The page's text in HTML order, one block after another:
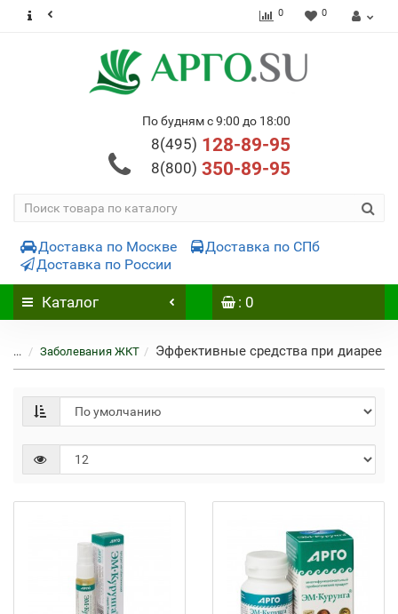
0 0
По будням с 9:00 до 18:00
8(495) 128-89-95
8(800) 350-89-95
Доставка по Москве
Доставка по СПб
Доставка по России
Каталог : 0
... Заболевания ЖКТ Эффективные средства при диарее